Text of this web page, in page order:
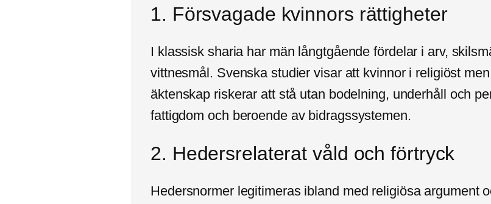
1. Försvagade kvinnors rättigheter
I klassisk sharia har män långtgående fördelar i arv,
vittnesmål. Svenska studier visar att kvinnor i religiöst
äktenskap riskerar att stå utan bodelning, underhåll och
fattigdom och beroende av bidragssystemen.
2. Hedersrelaterat våld och förtryck
Hedersnormer legitimeras ibland med religiösa argument